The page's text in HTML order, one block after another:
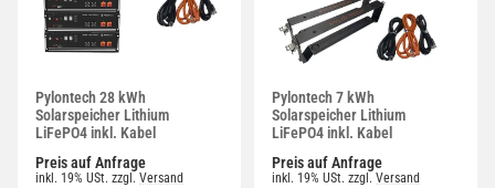
Pylontech 28 kWh
Solarspeicher Lithium
LiFePO4 inkl. Kabel
Preis auf Anfrage
inkl. 19% USt. zzgl. Versand
Pylontech 7 kWh
Solarspeicher Lithium
LiFePO4 inkl. Kabel
Preis auf Anfrage
inkl. 19% USt. zzgl. Versand